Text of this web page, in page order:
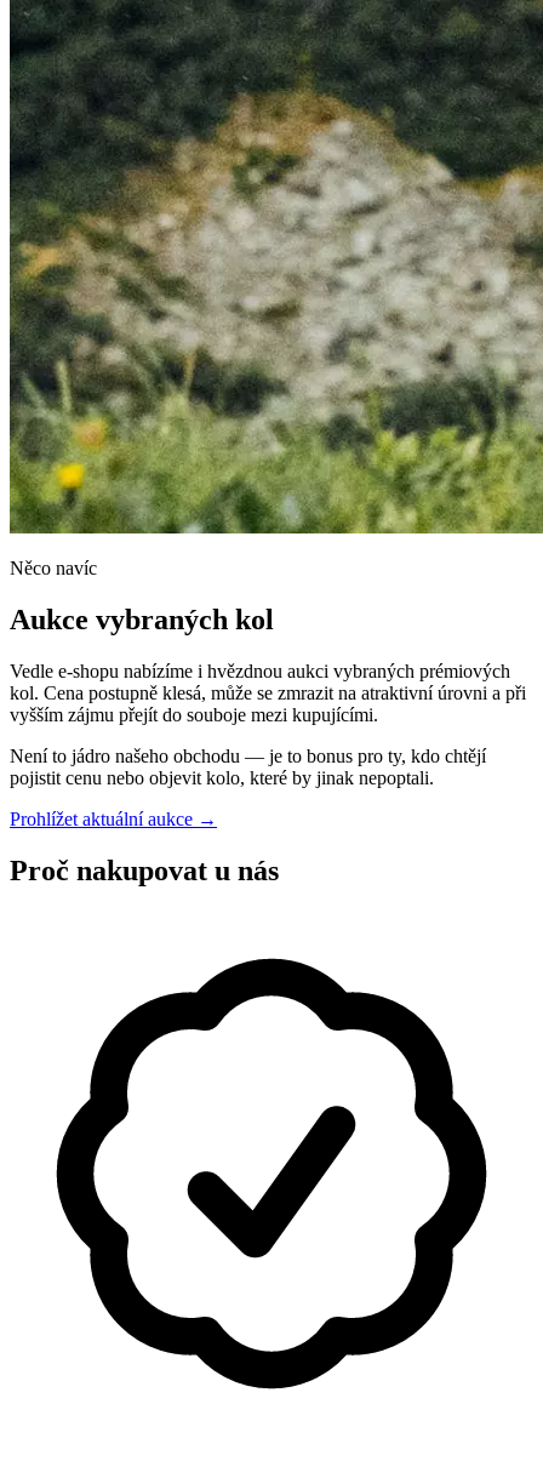
Něco navíc
Aukce vybraných kol
Vedle e-shopu nabízíme i hvězdnou aukci vybraných prémiových
kol. Cena postupně klesá, může se zmrazit na atraktivní úrovni a při
vyšším zájmu přejít do souboje mezi kupujícími.
Není to jádro našeho obchodu — je to bonus pro ty, kdo chtějí
pojistit cenu nebo objevit kolo, které by jinak nepoptali.
Prohlížet aktuální aukce →
Proč nakupovat u nás